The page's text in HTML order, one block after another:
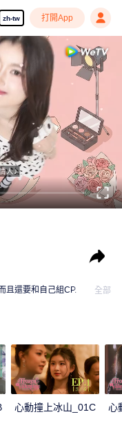
zh-tw 打開App
人♪
且還要和自己組CP. 全部
心動撞上冰山_01C 心